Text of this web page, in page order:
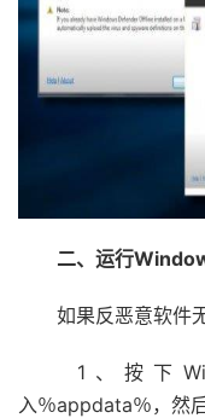
二、运行
如果反恶意软件无
1、按下
入％appdata％，然